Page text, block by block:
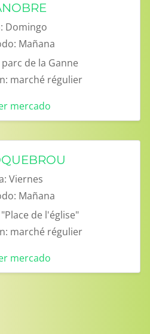
Domingo
Mañana
parc de la Ganne
marché régulier
mercado
Viernes
Mañana
"Place de l'église"
marché régulier
mercado